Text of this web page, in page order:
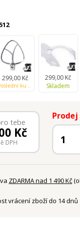
299,00 Kč
Poslední kusy skladem
299,00 Kč
Skladem
tebe
Kč
DPH
Prodej
ZDARMA nad 1 490 Kč
vrácení zboží do 14 dnů